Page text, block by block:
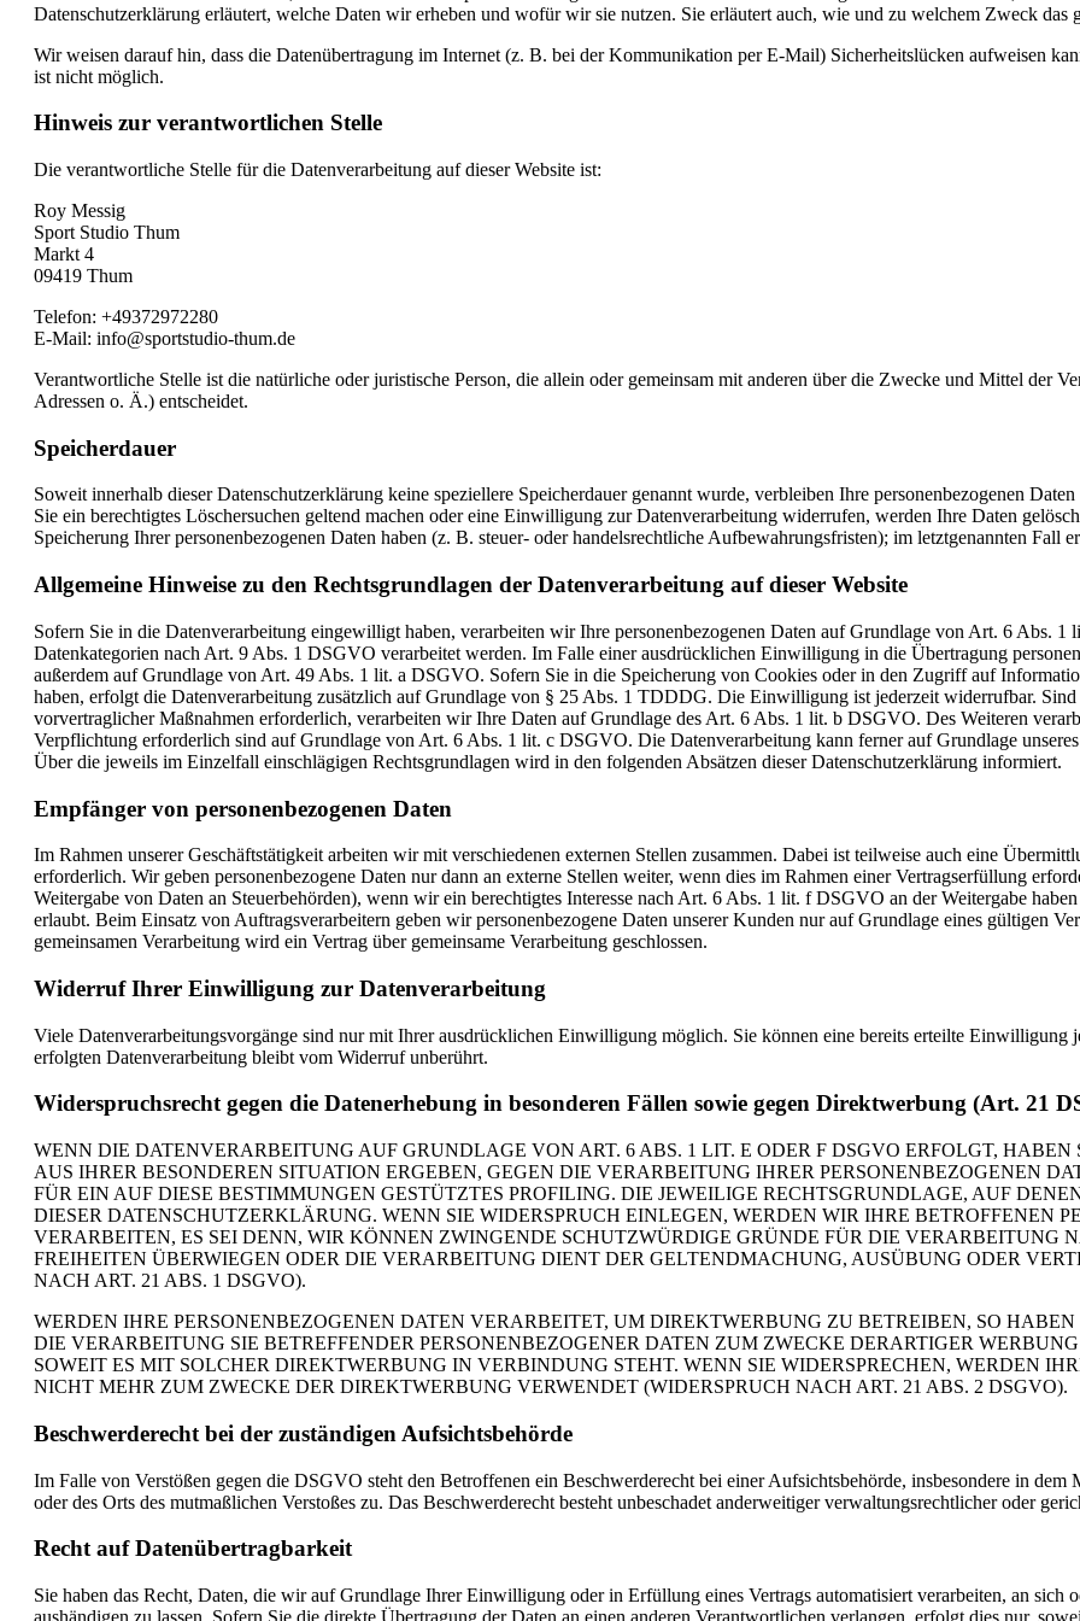
Datenschutzerklärung erläutert, welche Daten wir erheben und wofür wir sie nutzen. Sie erläutert auch, wie und zu welchem Zweck das
Wir weisen darauf hin, dass die Datenübertragung im Internet (z. B. bei der Kommunikation per E-Mail) Sicherheitslücken aufweisen
ist nicht möglich.
Hinweis zur verantwortlichen Stelle
Die verantwortliche Stelle für die Datenverarbeitung auf dieser Website ist:
Roy Messig
Sport Studio Thum
Markt 4
09419 Thum
Telefon: +49372972280
E-Mail: info@sportstudio-thum.de
Verantwortliche Stelle ist die natürliche oder juristische Person, die allein oder gemeinsam mit anderen über die Zwecke und Mittel der
Adressen o. Ä.) entscheidet.
Speicherdauer
Soweit innerhalb dieser Datenschutzerklärung keine speziellere Speicherdauer genannt wurde, verbleiben Ihre personenbezogenen
Sie ein berechtigtes Löschersuchen geltend machen oder eine Einwilligung zur Datenverarbeitung widerrufen, werden Ihre Daten
Speicherung Ihrer personenbezogenen Daten haben (z. B. steuer- oder handelsrechtliche Aufbewahrungsfristen); im letztgenannten Fall
Allgemeine Hinweise zu den Rechtsgrundlagen der Datenverarbeitung auf dieser Website
Sofern Sie in die Datenverarbeitung eingewilligt haben, verarbeiten wir Ihre personenbezogenen Daten auf Grundlage von Art. 6 Abs.
Datenkategorien nach Art. 9 Abs. 1 DSGVO verarbeitet werden. Im Falle einer ausdrücklichen Einwilligung in die Übertragung
außerdem auf Grundlage von Art. 49 Abs. 1 lit. a DSGVO. Sofern Sie in die Speicherung von Cookies oder in den Zugriff auf
haben, erfolgt die Datenverarbeitung zusätzlich auf Grundlage von § 25 Abs. 1 TDDDG. Die Einwilligung ist jederzeit widerrufbar.
vorvertraglicher Maßnahmen erforderlich, verarbeiten wir Ihre Daten auf Grundlage des Art. 6 Abs. 1 lit. b DSGVO. Des Weiteren
Verpflichtung erforderlich sind auf Grundlage von Art. 6 Abs. 1 lit. c DSGVO. Die Datenverarbeitung kann ferner auf Grundlage
Über die jeweils im Einzelfall einschlägigen Rechtsgrundlagen wird in den folgenden Absätzen dieser Datenschutzerklärung informiert.
Empfänger von personenbezogenen Daten
Im Rahmen unserer Geschäftstätigkeit arbeiten wir mit verschiedenen externen Stellen zusammen. Dabei ist teilweise auch eine
erforderlich. Wir geben personenbezogene Daten nur dann an externe Stellen weiter, wenn dies im Rahmen einer Vertragserfüllung
Weitergabe von Daten an Steuerbehörden), wenn wir ein berechtigtes Interesse nach Art. 6 Abs. 1 lit. f DSGVO an der Weitergabe
erlaubt. Beim Einsatz von Auftragsverarbeitern geben wir personenbezogene Daten unserer Kunden nur auf Grundlage eines gültigen
gemeinsamen Verarbeitung wird ein Vertrag über gemeinsame Verarbeitung geschlossen.
Widerruf Ihrer Einwilligung zur Datenverarbeitung
Viele Datenverarbeitungsvorgänge sind nur mit Ihrer ausdrücklichen Einwilligung möglich. Sie können eine bereits erteilte
erfolgten Datenverarbeitung bleibt vom Widerruf unberührt.
Widerspruchsrecht gegen die Datenerhebung in besonderen Fällen sowie gegen Direktwerbung (Art. 21
WENN DIE DATENVERARBEITUNG AUF GRUNDLAGE VON ART. 6 ABS. 1 LIT. E ODER F DSGVO ERFOLGT,
AUS IHRER BESONDEREN SITUATION ERGEBEN, GEGEN DIE VERARBEITUNG IHRER PERSONENBEZOGENEN
FÜR EIN AUF DIESE BESTIMMUNGEN GESTÜTZTES PROFILING. DIE JEWEILIGE RECHTSGRUNDLAGE, AUF
DIESER DATENSCHUTZERKLÄRUNG. WENN SIE WIDERSPRUCH EINLEGEN, WERDEN WIR IHRE BETROFFENEN
VERARBEITEN, ES SEI DENN, WIR KÖNNEN ZWINGENDE SCHUTZWÜRDIGE GRÜNDE FÜR DIE VERARBEITUNG
FREIHEITEN ÜBERWIEGEN ODER DIE VERARBEITUNG DIENT DER GELTENDMACHUNG, AUSÜBUNG ODER
NACH ART. 21 ABS. 1 DSGVO).
WERDEN IHRE PERSONENBEZOGENEN DATEN VERARBEITET, UM DIREKTWERBUNG ZU BETREIBEN, SO
DIE VERARBEITUNG SIE BETREFFENDER PERSONENBEZOGENER DATEN ZUM ZWECKE DERARTIGER
SOWEIT ES MIT SOLCHER DIREKTWERBUNG IN VERBINDUNG STEHT. WENN SIE WIDERSPRECHEN, WERDEN
NICHT MEHR ZUM ZWECKE DER DIREKTWERBUNG VERWENDET (WIDERSPRUCH NACH ART. 21 ABS. 2 DSGVO).
Beschwerde­recht bei der zuständigen Aufsichts­behörde
Im Falle von Verstößen gegen die DSGVO steht den Betroffenen ein Beschwerderecht bei einer Aufsichtsbehörde, insbesondere in
oder des Orts des mutmaßlichen Verstoßes zu. Das Beschwerderecht besteht unbeschadet anderweitiger verwaltungsrechtlicher oder
Recht auf Daten­übertrag­barkeit
Sie haben das Recht, Daten, die wir auf Grundlage Ihrer Einwilligung oder in Erfüllung eines Vertrags automatisiert verarbeiten, an sich
aushändigen zu lassen. Sofern Sie die direkte Übertragung der Daten an einen anderen Verantwortlichen verlangen, erfolgt dies nur,